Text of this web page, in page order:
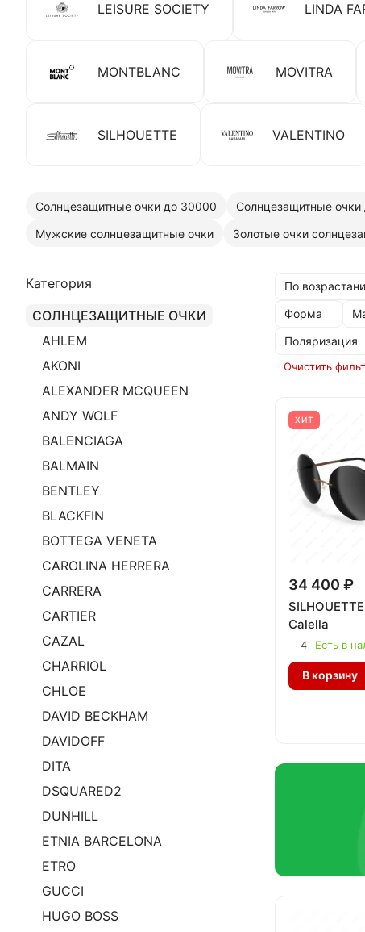
LEISURE SOCIETY LINDA
MONTBLANC MOVITRA
SILHOUETTE VALENTINO
Солнцезащитные очки до 30000 Солнцезащитные
Мужские солнцезащитные очки
Золотые очки
По
Форма
Поляризация
Очистить
ХИТ
34 400 ₽
Calella
4 Есть в
В корзину
Категория
СОЛНЦЕЗАЩИТНЫЕ ОЧКИ
AHLEM
AKONI
ALEXANDER MCQUEEN
ANDY WOLF
BALENCIAGA
BALMAIN
BENTLEY
BLACKFIN
BOTTEGA VENETA
CAROLINA HERRERA
CARRERA
CARTIER
CAZAL
CHARRIOL
CHLOE
DAVID BECKHAM
DAVIDOFF
DITA
DSQUARED2
DUNHILL
ETNIA BARCELONA
ETRO
GUCCI
HUGO BOSS